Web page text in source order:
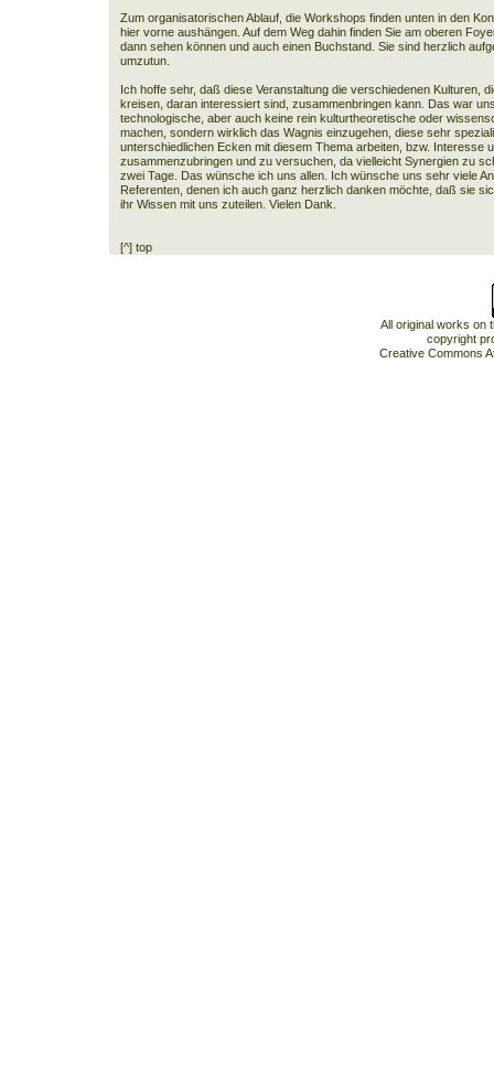
Zum organisatorischen Ablauf, die Workshops finden unten in den
hier vorne aushängen. Auf dem Weg dahin finden Sie am oberen
dann sehen können und auch einen Buchstand. Sie sind herzlich
umzutun.
Ich hoffe sehr, daß diese Veranstaltung die verschiedenen Kulturen,
kreisen, daran interessiert sind, zusammenbringen kann. Das war
technologische, aber auch keine rein kulturtheoretische oder
machen, sondern wirklich das Wagnis einzugehen, diese sehr
unterschiedlichen Ecken mit diesem Thema arbeiten, bzw. Interesse
zusammenzubringen und zu versuchen, da vielleicht Synergien zu
zwei Tage. Das wünsche ich uns allen. Ich wünsche uns sehr viele
Referenten, denen ich auch ganz herzlich danken möchte, daß sie
ihr Wissen mit uns zuteilen. Vielen Dank.
[^] top
All original works on
copyright
Creative Commons